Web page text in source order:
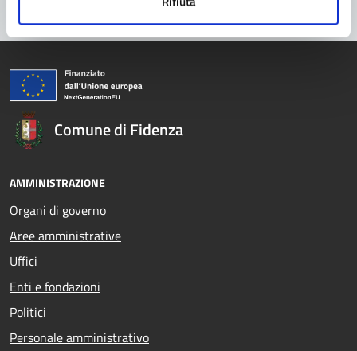
Comune di Fidenza
AMMINISTRAZIONE
Organi di governo
Aree amministrative
Uffici
Enti e fondazioni
Politici
Personale amministrativo